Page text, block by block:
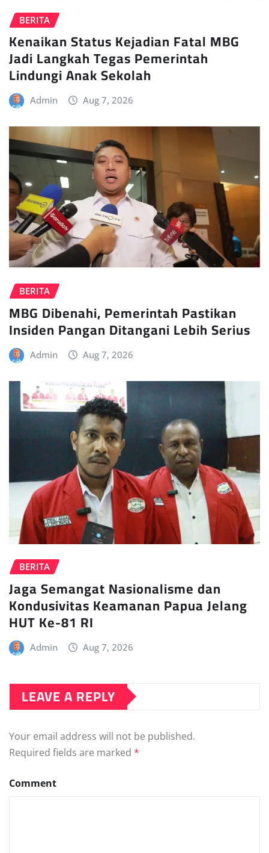
BERITA
Kenaikan Status Kejadian Fatal MBG
Jadi Langkah Tegas Pemerintah
Lindungi Anak Sekolah
Admin Aug 7, 2026
BERITA
MBG Dibenahi, Pemerintah Pastikan
Insiden Pangan Ditangani Lebih Serius
Admin Aug 7, 2026
BERITA
Jaga Semangat Nasionalisme dan
Kondusivitas Keamanan Papua Jelang
HUT Ke-81 RI
Admin Aug 7, 2026
LEAVE A REPLY
Your email address will not be published.
Required fields are marked *
Comment